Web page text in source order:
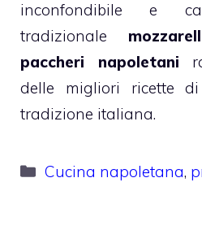
inconfondibile e
tradizionale
paccheri napoletani
delle migliori ricette
tradizione italiana.
Categorie
Cucina napoletana,